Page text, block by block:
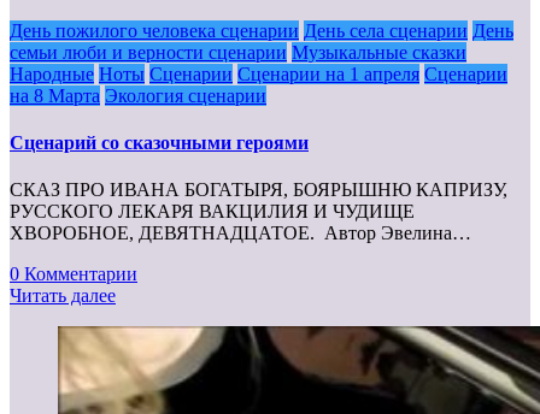
День пожилого человека сценарии День села сценарии День
семьи люби и верности сценарии Музыкальные сказки
Народные Ноты Сценарии Сценарии на 1 апреля Сценарии
на 8 Марта Экология сценарии
Сценарий со сказочными героями
СКАЗ ПРО ИВАНА БОГАТЫРЯ, БОЯРЫШНЮ КАПРИЗУ,
РУССКОГО ЛЕКАРЯ ВАКЦИЛИЯ И ЧУДИЩЕ
ХВОРОБНОЕ, ДЕВЯТНАДЦАТОЕ. Автор Эвелина…
0 Комментарии
Читать далее